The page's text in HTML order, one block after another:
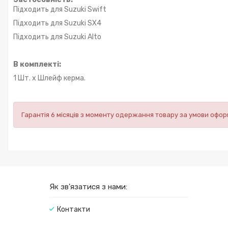
Підходить для Suzuki Swift
Підходить для Suzuki SX4
Підходить для Suzuki Alto
В комплекті:
1 Шт. х Шлейф керма.
Гарантія 6 місяців з моменту одержання товару за умови
Як зв'язатися з нами:
Контакти